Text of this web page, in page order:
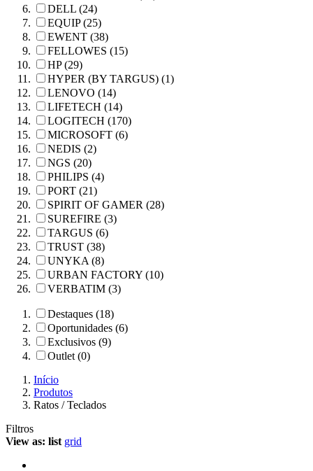
DELL (24)
EQUIP (25)
EWENT (38)
FELLOWES (15)
HP (29)
HYPER (BY TARGUS) (1)
LENOVO (14)
LIFETECH (14)
LOGITECH (170)
MICROSOFT (6)
NEDIS (2)
NGS (20)
PHILIPS (4)
PORT (21)
SPIRIT OF GAMER (28)
SUREFIRE (3)
TARGUS (6)
TRUST (38)
UNYKA (8)
URBAN FACTORY (10)
VERBATIM (3)
Destaques (18)
Oportunidades (6)
Exclusivos (9)
Outlet (0)
Início
Produtos
Ratos / Teclados
Filtros
View as: list grid